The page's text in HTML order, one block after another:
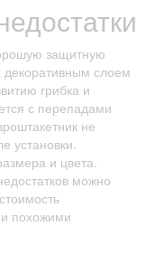
защитную
слоем
грибка и
с перепадами
не
установки.
и цвета.
можно
похожими